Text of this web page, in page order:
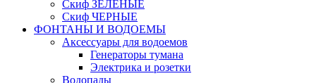
Скиф ЗЕЛЕНЫЕ
Скиф ЧЕРНЫЕ
ФОНТАНЫ И ВОДОЕМЫ
Аксессуары для водоемов
Генераторы тумана
Электрика и розетки
Водопады